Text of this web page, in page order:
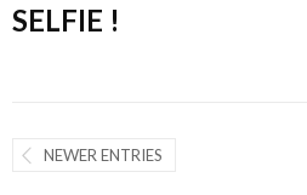
SELFIE !
NEWER ENTRIES